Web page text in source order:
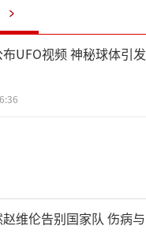
UFO视频 神秘球体引发
维伦告别国家队 伤病与